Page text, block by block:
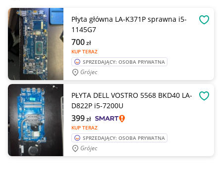
Płyta główna LA-K371P sprawna i5-
1145G7
KUP TERAZ
700zł
SPRZEDAJĄCY: OSOBA PRYWATNA
Grójec
PŁYTA DELL VOSTRO 5568 BKD40 LA-
D822P i5-7200U
KUP TERAZ
399zł
SPRZEDAJĄCY: OSOBA PRYWATNA
Grójec